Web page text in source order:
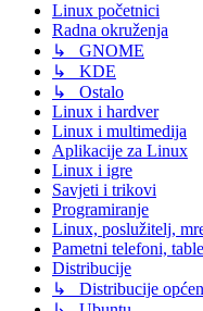
Linux početnici
Radna okruženja
↳ GNOME
↳ KDE
↳ Ostalo
Linux i hardver
Linux i multimedija
Aplikacije za Linux
Linux i igre
Savjeti i trikovi
Programiranje
Linux, poslužitelj,
Pametni telefoni,
Distribucije
↳ Distribucije